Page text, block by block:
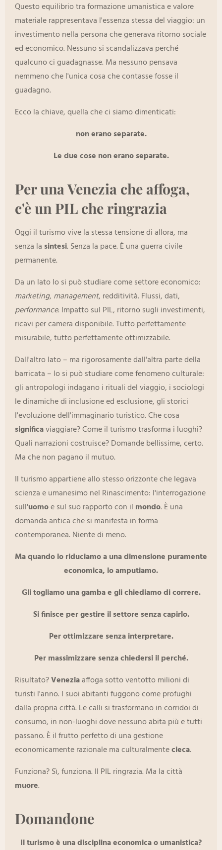
Questo equilibrio tra formazione umanistica e valore
materiale rappresentava l'essenza stessa del viaggio: un
investimento nella persona che generava ritorno sociale
ed economico. Nessuno si scandalizzava perché
qualcuno ci guadagnasse. Ma nessuno pensava
nemmeno che l'unica cosa che contasse fosse il
guadagno.
Ecco la chiave, quella che ci siamo dimenticati:
non erano separate.
Le due cose non erano separate.
Per una Venezia che affoga,
c'è un PIL che ringrazia
Oggi il turismo vive la stessa tensione di allora, ma
senza la sintesi. Senza la pace. È una guerra civile
permanente.
Da un lato lo si può studiare come settore economico:
marketing, management, redditività. Flussi, dati,
performance. Impatto sul PIL, ritorno sugli investimenti,
ricavi per camera disponibile. Tutto perfettamente
misurabile, tutto perfettamente ottimizzabile.
Dall'altro lato – ma rigorosamente dall'altra parte della
barricata – lo si può studiare come fenomeno culturale:
gli antropologi indagano i rituali del viaggio, i sociologi
le dinamiche di inclusione ed esclusione, gli storici
l'evoluzione dell'immaginario turistico. Che cosa
significaviaggiare? Come il turismo trasforma i luoghi?
Quali narrazioni costruisce? Domande bellissime, certo.
Ma che non pagano il mutuo.
Il turismo appartiene allo stesso orizzonte che legava
scienza e umanesimo nel Rinascimento: l'interrogazione
sull'uomoe sul suo rapporto con il mondo. È una
domanda antica che si manifesta in forma
contemporanea. Niente di meno.
Ma quando lo riduciamo a una dimensione puramente
economica, lo amputiamo.
Gli togliamo una gamba e gli chiediamo di correre.
Si finisce per gestire il settore senza capirlo.
Per ottimizzare senza interpretare.
Per massimizzare senza chiedersi il perché.
Risultato?Veneziaaffoga sotto ventotto milioni di
turisti l'anno. I suoi abitanti fuggono come profughi
dalla propria città. Le calli si trasformano in corridoi di
consumo, in non-luoghi dove nessuno abita più e tutti
passano. È il frutto perfetto di una gestione
economicamente razionale ma culturalmentecieca.
Funziona? Sì, funziona. Il PIL ringrazia. Ma la città
muore.
Domandone
Il turismo è una disciplina economica o umanistica?